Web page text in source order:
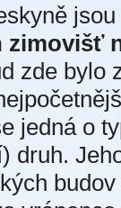
jsou
zimovišť
zde bylo
jedná o
druh.